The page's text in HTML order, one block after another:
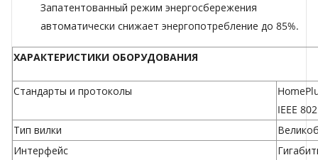
Запатентованный режим энергосбережения
автоматически снижает энергопотребление до 85%.
ХАРАКТЕРИСТИКИ ОБОРУДОВАНИЯ
Стандарты и протоколы
IEEE
Тип вилки
Интерфейс